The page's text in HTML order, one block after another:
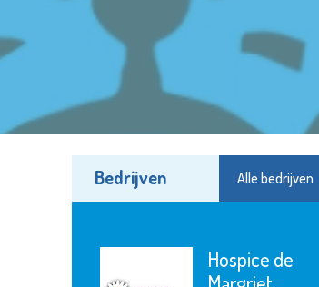
Bedrijven Alle bedrijven
Hospice de